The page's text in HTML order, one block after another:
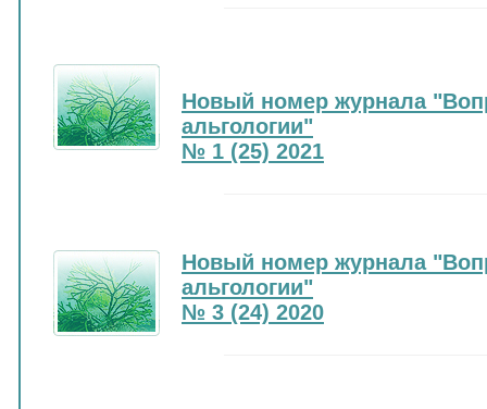
Новый номер журнала
альгологии"
№ 1 (25) 2021
Новый номер журнала
альгологии"
№ 3 (24) 2020